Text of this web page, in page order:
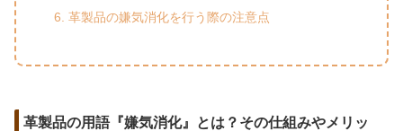
革製品の嫌気消化を行う際の注意点
革製品の用語『嫌気消化』とは？その仕組みやメリッ